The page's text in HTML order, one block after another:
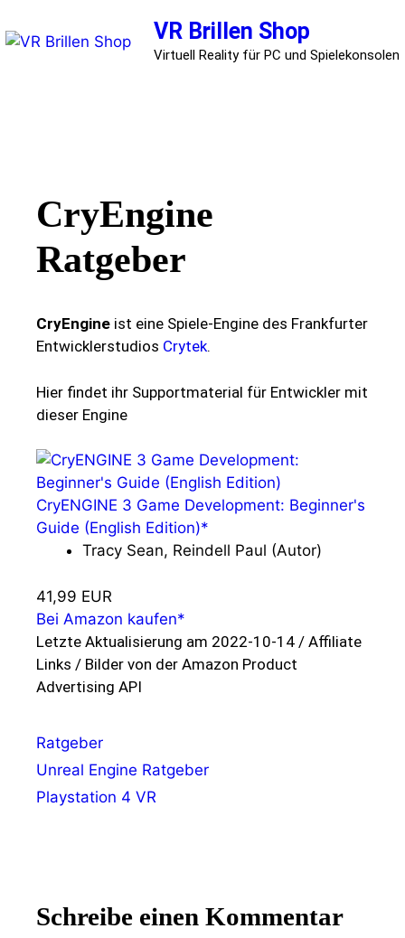
Inhalt
VR Brillen Shop
Virtuell Reality für PC und Spielekonsolen
CryEngine
Ratgeber
CryEngine ist eine Spiele-Engine des Frankfurter
Entwicklerstudios Crytek.
Hier findet ihr Supportmaterial für Entwickler mit
dieser Engine
CryENGINE 3 Game Development: Beginner's
Guide (English Edition)*
Tracy Sean, Reindell Paul (Autor)
41,99 EUR
Bei Amazon kaufen*
Letzte Aktualisierung am 2022-10-14 / Affiliate
Links / Bilder von der Amazon Product
Advertising API
Kategorien
Ratgeber
Unreal Engine Ratgeber
Playstation 4 VR
Schreibe einen Kommentar